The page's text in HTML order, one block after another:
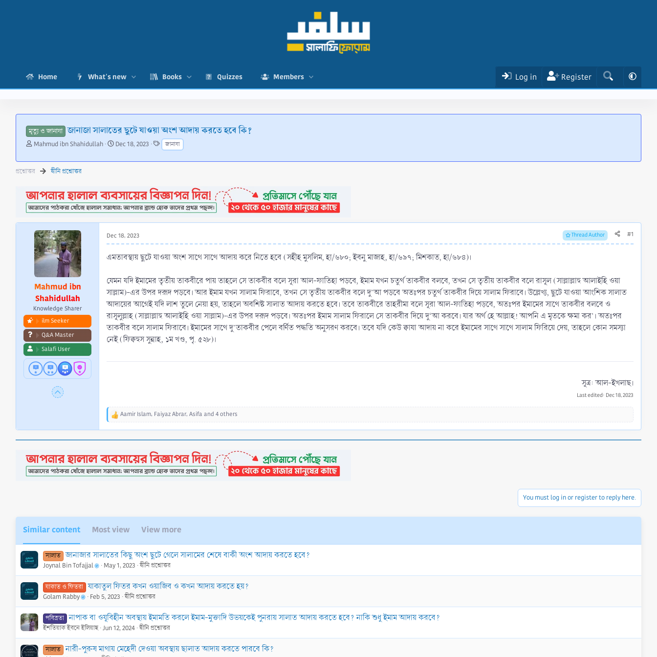
Home What's new Books Quizzes Members Log in Register
মৃত্যু ও জানাযা জানাজা সালাতের ছুটে যাওয়া অংশ আদায় করতে হবে কি?
T
r
e
s
t
r
t
e
r
Mahmud ibn Shahidullah
S
a
a
t
Dec 18, 2023
T
a
g
জানাযা
প্রশ্নোত্তর দ্বীনি প্রশ্নোত্তর
Mahmud ibn
Shahidullah
Knowledge Sharer
ilm Seeker
Q&A Master
Salafi User
Dec 18, 2023 Thread Author #1
এমতাবস্থায় ছুটে যাওয়া অংশ সাথে সাথে আদায় করে নিতে হবে (সহীহ মুসলিম, হা/৬৮০; ইবনু মাজাহ, হা/৬৯৭; মিশকাত, হা/৬৮৪)।
যেমন যদি ইমামের তৃতীয় তাকবীরে পায় তাহলে সে তাকবীর বলে সূরা আল-ফাতিহা পড়বে, ইমাম যখন চতুর্থ তাকবীর বলবে, তখন সে তৃতীয় তাকবীর বলে রাসূল (সাল্লাল্লাহু আলাইহি ওয়া
সাল্লাম)-এর উপর দরূদ পড়বে। আর ইমাম যখন সালাম ফিরাবে, তখন সে তৃতীয় তাকবীর বলে দু’আ পড়বে অতঃপর চতুর্থ তাকবীর দিয়ে সালাম ফিরাবে। উল্লেখ্য, ছুটে যাওয়া আংশিক সালাত
আদায়ের আগেই যদি লাশ তুলে নেয়া হয়, তাহলে অবশিষ্ট সালাত আদায় করতে হবে। তবে তাকবীরে তাহরীমা বলে সূরা আল-ফাতিহা পড়বে, অতঃপর ইমামের সাথে তাকবীর বলবে ও
রাসূলুল্লাহ (সাল্লাল্লাহু আলাইহি ওয়া সাল্লাম)-এর উপর দরূদ পড়বে। অতঃপর ইমাম সালাম ফিরালে সে তাকবীর দিয়ে দু‘আ করবে। যার অর্থ হে আল্লাহ! আপনি এ মৃতকে ক্ষমা কর’। অতঃপর
তাকবীর বলে সালাম ফিরাবে। ইমামের সাথে দু’তাকবীর পেলে বর্ণিত পদ্ধতি অনুসরণ করবে। তবে যদি কেউ ক্বাযা আদায় না করে ইমামের সাথে সাথে সালাম ফিরিয়ে দেয়, তাহলে কোন সমস্যা
নেই (ফিক্বহুস সুন্নাহ, ১ম খণ্ড, পৃ. ৫২৮)।
সূত্র: আল-ইখলাছ।​
Last edited: Dec 18, 2023
R
t
i
o
Aamir Islam, Faiyaz Abrar, Asifa and 4 others
You must log in or register to reply here.
Similar content Most view View more
সালাত জানাজার সালাতের কিছু অংশ ছুটে গেলে সালামের শেষে বাকী অংশ আদায় করতে হবে?
Joynal Bin Tofajjal May 1, 2023 দ্বীনি প্রশ্নোত্তর
যাকাত ও ফিতরা যাকাতুল ফিতর কখন ওয়াজিব ও কখন আদায় করতে হয়?
Golam Rabby Feb 5, 2023 দ্বীনি প্রশ্নোত্তর
পবিত্রতা নাপাক বা ওযূবিহীন অবস্থায় ইমামতি করলে ইমাম-মুক্তাদি উভয়কেই পুনরায় সালাত আদায় করতে হবে? নাকি শুধু ইমাম আদায় করবে?
ইশতিয়াক ইবনে ইলিয়াছ Jun 12, 2024 দ্বীনি প্রশ্নোত্তর
সালাত নারী-পুরুষ মাথায় মেহেদী দেওয়া অবস্থায় ছালাত আদায় করতে পারবে কি?